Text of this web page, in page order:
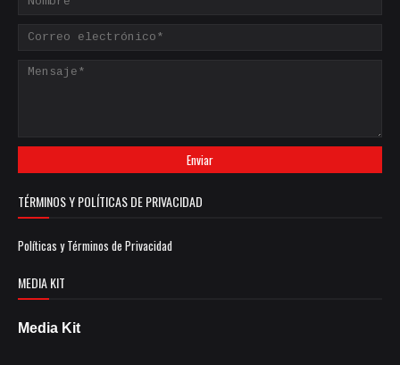
TÉRMINOS Y POLÍTICAS DE PRIVACIDAD
Políticas y Términos de Privacidad
MEDIA KIT
Media Kit